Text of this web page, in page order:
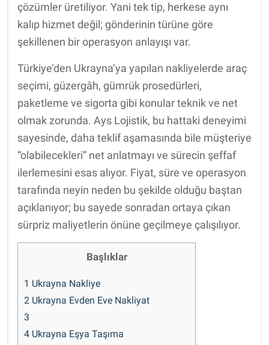
çözümler üretiliyor. Yani tek tip, herkese aynı
kalıp hizmet değil; gönderinin türüne göre
şekillenen bir operasyon anlayışı var.
Türkiye’den Ukrayna’ya yapılan nakliyelerde araç
seçimi, güzergâh, gümrük prosedürleri,
paketleme ve sigorta gibi konular teknik ve net
olmak zorunda. Ays Lojistik, bu hattaki deneyimi
sayesinde, daha teklif aşamasında bile müşteriye
“olabilecekleri” net anlatmayı ve sürecin şeffaf
ilerlemesini esas alıyor. Fiyat, süre ve operasyon
tarafında neyin neden bu şekilde olduğu baştan
açıklanıyor; bu sayede sonradan ortaya çıkan
sürpriz maliyetlerin önüne geçilmeye çalışılıyor.
Başlıklar
1 Ukrayna Nakliye
2 Ukrayna Evden Eve Nakliyat
3
4 Ukrayna Eşya Taşıma